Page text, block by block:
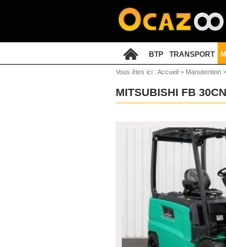
BTP TRANSPORT
Vous êtes ici : Accueil > Manutention >
MITSUBISHI FB